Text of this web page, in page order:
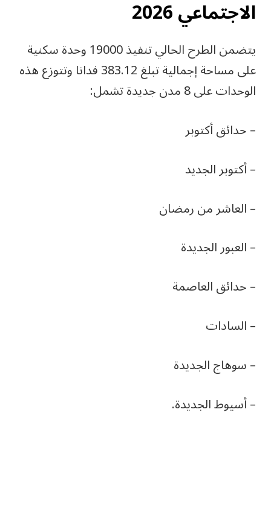
الاجتماعي 2026
يتضمن الطرح الحالي تنفيذ 19000 وحدة سكنية
على مساحة إجمالية تبلغ 383.12 فدانا وتتوزع هذه
الوحدات على 8 مدن جديدة تشمل:
– حدائق أكتوبر
– أكتوبر الجديد
– العاشر من رمضان
– العبور الجديدة
– حدائق العاصمة
– السادات
– سوهاج الجديدة
– أسيوط الجديدة.